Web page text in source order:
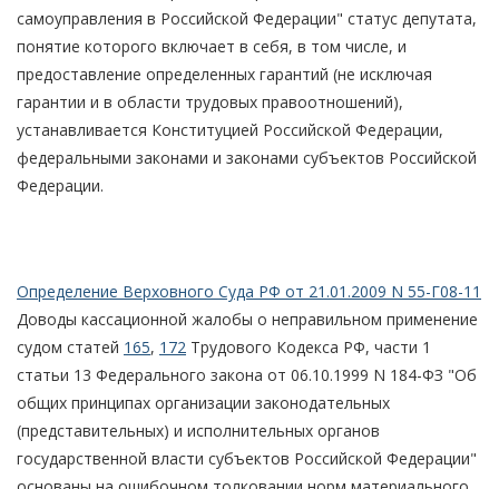
самоуправления в Российской Федерации" статус депутата,
понятие которого включает в себя, в том числе, и
предоставление определенных гарантий (не исключая
гарантии и в области трудовых правоотношений),
устанавливается Конституцией Российской Федерации,
федеральными законами и законами субъектов Российской
Федерации.
Определение Верховного Суда РФ от 21.01.2009 N 55-Г08-11
Доводы кассационной жалобы о неправильном применение
судом статей 165, 172 Трудового Кодекса РФ, части 1
статьи 13 Федерального закона от 06.10.1999 N 184-ФЗ "Об
общих принципах организации законодательных
(представительных) и исполнительных органов
государственной власти субъектов Российской Федерации"